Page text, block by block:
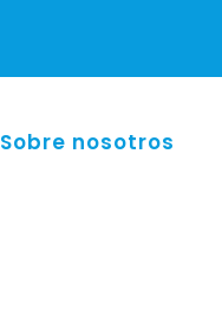
Sobre nosotros